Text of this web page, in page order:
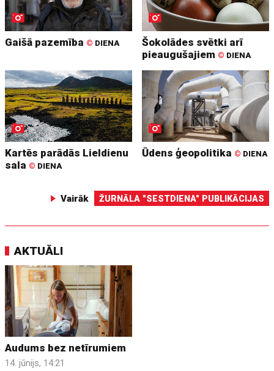
Gaišā pazemība © DIENA
Šokolādes svētki arī
pieaugušajiem © DIENA
Kartēs parādās Lieldienu
sala © DIENA
Ūdens ģeopolitika © DIENA
Vairāk ŽURNĀLA "SESTDIENA" PUBLIKĀCIJAS
AKTUĀLI
Audums bez netīrumiem
14. jūnijs, 14:21